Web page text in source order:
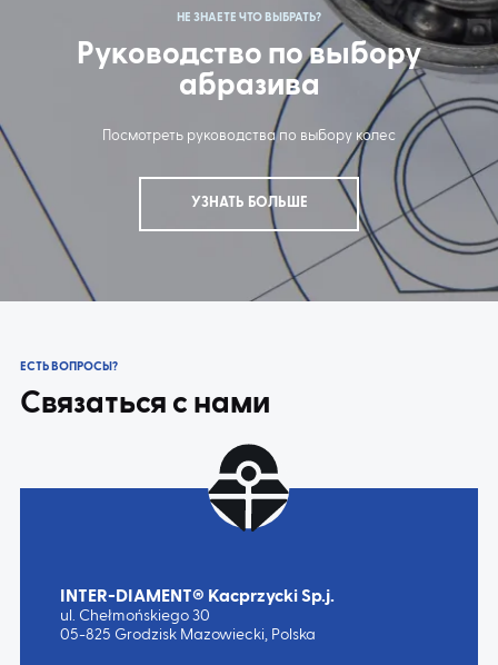
НЕ ЗНАЕТЕ ЧТО ВЫБРАТЬ?
Руководство по выбору
абразива
Посмотреть руководства по выбору колес
УЗНАТЬ БОЛЬШЕ
ЕСТЬ ВОПРОСЫ?
Связаться с нами
INTER-DIAMENT® Kacprzycki Sp.j.
ul. Chełmońskiego 30
05-825 Grodzisk Mazowiecki, Polska